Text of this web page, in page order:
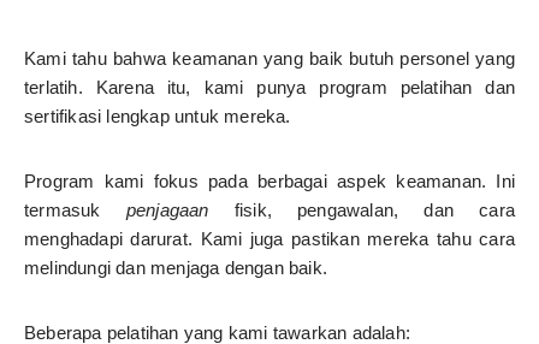
Kami tahu bahwa keamanan yang baik butuh personel yang
terlatih. Karena itu, kami punya program pelatihan dan
sertifikasi lengkap untuk mereka.
Program kami fokus pada berbagai aspek keamanan. Ini
termasuk penjagaan fisik, pengawalan, dan cara
menghadapi darurat. Kami juga pastikan mereka tahu cara
melindungi dan menjaga dengan baik.
Beberapa pelatihan yang kami tawarkan adalah: